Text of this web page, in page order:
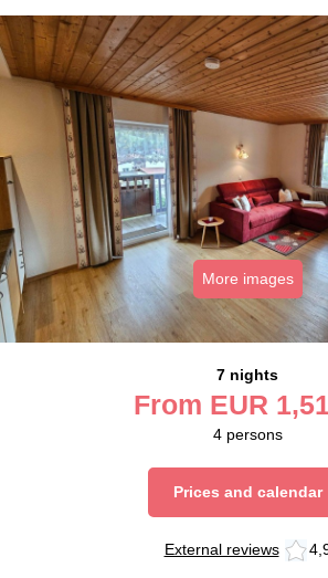
More images
7 nights
From EUR
4 persons
Prices and calendar
External reviews